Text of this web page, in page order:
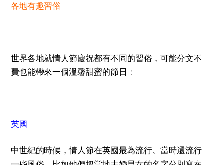
各地有趣習俗
世界各地就情人節慶祝都有不同的習俗，可能分文不
費也能帶來一個溫馨甜蜜的節日：
英國
中世紀的時候，情人節在英國最為流行。當時還流行